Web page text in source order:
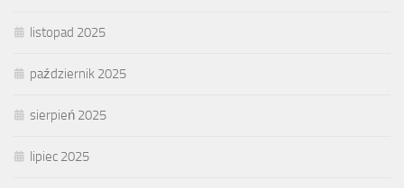
listopad 2025
październik 2025
sierpień 2025
lipiec 2025